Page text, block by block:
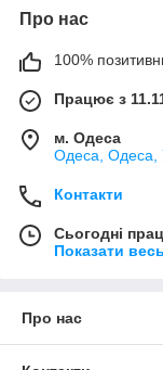
Про нас
100%
Працює з
м. Одеса
Одеса, Одеса,
Контакти
Сьогодні
Показати
Про нас